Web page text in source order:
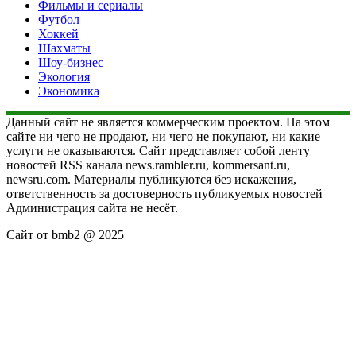
Фильмы и сериалы
Футбол
Хоккей
Шахматы
Шоу-бизнес
Экология
Экономика
Данный сайт не является коммерческим проектом. На этом
сайте ни чего не продают, ни чего не покупают, ни какие
услуги не оказываются. Сайт представляет собой ленту
новостей RSS канала news.rambler.ru, kommersant.ru,
newsru.com. Материалы публикуются без искажения,
ответственность за достоверность публикуемых новостей
Администрация сайта не несёт.
Сайт от bmb2 @ 2025